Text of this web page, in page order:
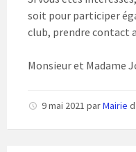
soit pour participer
club, prendre contact
Monsieur et Madame
9 mai 2021 parMairie